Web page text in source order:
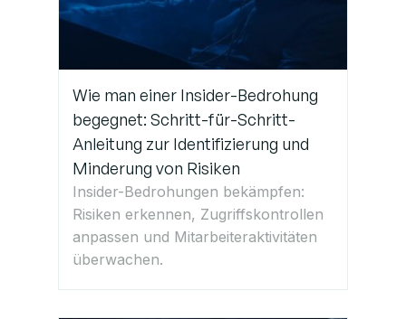
Supportleistungen
in Deutschland
erhalten
Wie man einer Insider-Bedrohung
begegnet: Schritt-für-Schritt-
Anleitung zur Identifizierung und
Minderung von Risiken
Insider-Bedrohungen bekämpfen:
Risiken erkennen, Zugriffskontrollen
anpassen und Mitarbeiteraktivitäten
überwachen.